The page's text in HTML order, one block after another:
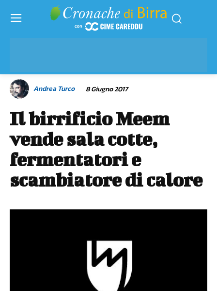
Andrea Turco 8 Giugno 2017
Il birrificio Meem
vende sala cotte,
fermentatori e
scambiatore di calore